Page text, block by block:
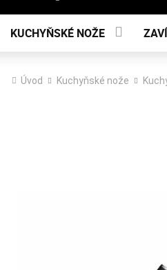
KUCHYŇSKÉ NOŽE
Úvod Kuchyňské nože